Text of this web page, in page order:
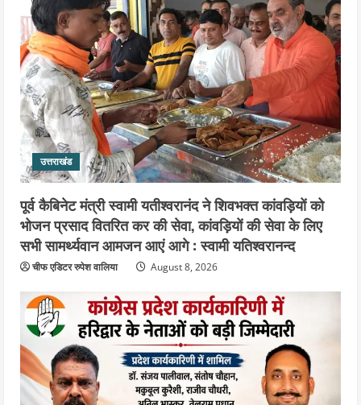
5
उत्तराखंड
महंत यति रामस्वरूप आनंद गिरि को लेकर पूरे
दिन चला हाई वोल्टेज ड्रामा, चौकी से अपने
साथ ले गए यति नरसिंहानंद गिरी
August 5, 2026
उत्तराखंड
पूर्व कैबिनेट मंत्री स्वामी यतीश्वरानंद ने शिवभक्त कांवड़ियों को
भोजन प्रसाद वितरित कर की सेवा, कांवड़ियों की सेवा के लिए
सभी सामर्थ्यवान आमजन आएं आगे : स्वामी यतिश्वरानन्द
चीफ एडिटर रुपेश वालिया August 8, 2026